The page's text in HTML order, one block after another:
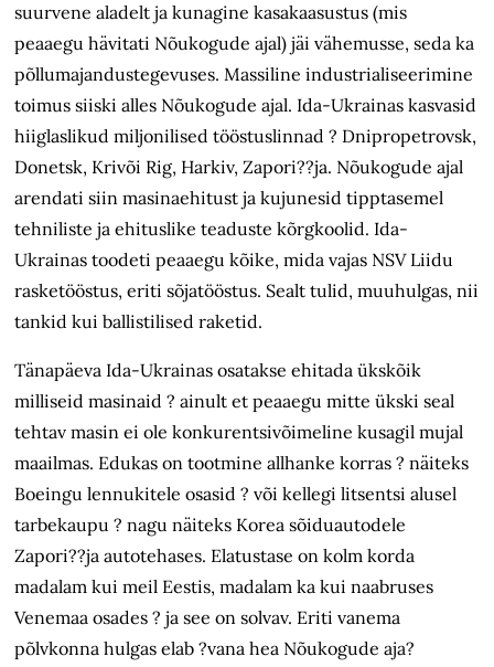
suurvene aladelt ja kunagine kasakaasustus (mis
peaaegu hävitati Nõukogude ajal) jäi vähemusse, seda ka
põllumajandustegevu­ses. Massiline industrialiseerimine
toimus siis­ki alles Nõukogude ajal. Ida-Ukrainas kasva­sid
hiiglaslikud miljonilised tööstuslinnad ? Dni­­propetrovsk,
Donetsk, Krivõi Rig, Harkiv, Zapori??ja. Nõukogude ajal
arendati siin masinaehitust ja kujunesid tipptasemel
tehniliste ja ehituslike teaduste kõrgkoolid. Ida-
Ukrainas toodeti peaaegu kõike, mida vajas NSV Liidu
rasketööstus, eriti sõjatööstus. Sealt tulid, muuhulgas, nii
tankid kui ballistilised raketid.
Tänapäeva Ida-Ukrainas osatakse ehitada ükskõik
milliseid masinaid ? ainult et peaaegu mitte ükski seal
tehtav masin ei ole konkurentsivõimeline kusagil mujal
maailmas. Edukas on tootmine allhanke korras ? näiteks
Boeingu lennukitele osasid ? või kellegi litsentsi alusel
tarbekaupu ? nagu näiteks Korea sõiduautodele
Zapori??ja autotehases. Elatustase on kolm korda
madalam kui meil Eestis, madalam ka kui naabruses
Venemaa osades ? ja see on solvav. Eriti vanema
põlvkonna hulgas elab ?vana hea Nõukogude aja?